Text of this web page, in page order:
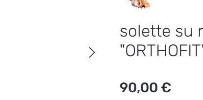
solette su
Prezzo normale:
90,00 €